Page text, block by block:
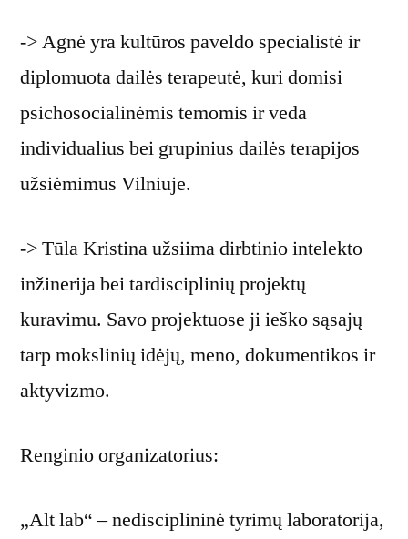
-> Agnė yra kultūros paveldo specialistė ir
diplomuota dailės terapeutė, kuri domisi
psichosocialinėmis temomis ir veda
individualius bei grupinius dailės terapijos
užsiėmimus Vilniuje.
-> Tūla Kristina užsiima dirbtinio intelekto
inžinerija bei tardisciplinių projektų
kuravimu. Savo projektuose ji ieško sąsajų
tarp mokslinių idėjų, meno, dokumentikos ir
aktyvizmo.
Renginio organizatorius:
„Alt lab“ – nedisciplininė tyrimų laboratorija,